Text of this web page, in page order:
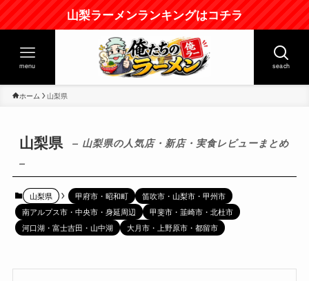
山梨ラーメンランキングはコチラ
seach
menu
ホーム 山梨県
山梨県
– 山梨県の人気店・新店・実食レビューまとめ
–
山梨県 甲府市・昭和町
笛吹市・山梨市・甲州市
南アルプス市・中央市・身延周辺
甲斐市・韮崎市・北杜市
河口湖・富士吉田・山中湖
大月市・上野原市・都留市